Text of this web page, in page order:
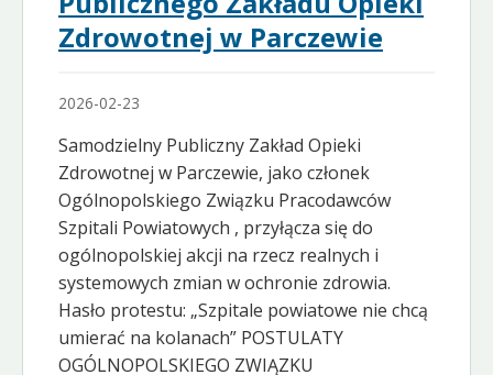
Zdrowotnej w Parczewie
2026-02-23
Samodzielny Publiczny Zakład Opieki
Zdrowotnej w Parczewie, jako członek
Ogólnopolskiego Związku Pracodawców
Szpitali Powiatowych , przyłącza się do
ogólnopolskiej akcji na rzecz realnych i
systemowych zmian w ochronie zdrowia.
Hasło protestu: „Szpitale powiatowe nie chcą
umierać na kolanach” POSTULATY
OGÓLNOPOLSKIEGO ZWIĄZKU